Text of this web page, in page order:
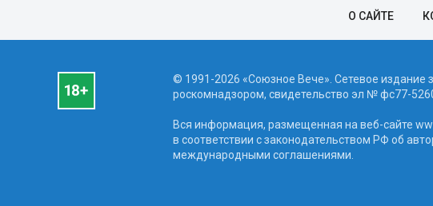
О САЙТЕ
© 1991-2026 «Союзное Вече». Сетевое издание
роскомнадзором, свидетельство эл № фc77-
Вся информация, размещенная на веб-сайте
в соответствии с законодательством РФ об
международными соглашениями.